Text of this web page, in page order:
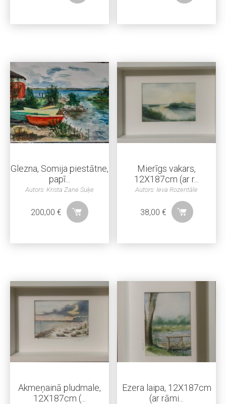
Glezna, Somija piestātne,
papī...
Autors: Krista Zane Suķe
200,00 €
Mierīgs vakars,
12X187cm (ar r...
Autors: Ieva Rozentāle
38,00 €
Akmeņainā pludmale,
12X187cm (...
Ezera laipa, 12X187cm
(ar rāmi...